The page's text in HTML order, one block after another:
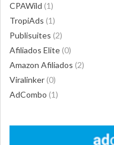
CPAWild (1)
TropiAds (1)
Publisuites (2)
Afiliados Elite (0)
Amazon Afiliados (2)
Viralinker (0)
AdCombo (1)